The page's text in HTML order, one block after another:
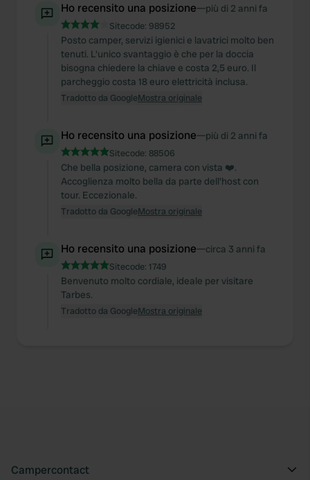
Ho recensito una posizione—più di 2 anni fa
Sitecode: 98952
Posto camper, servizi igienici e lavatrici molto ben
tenuti. L'unico svantaggio è che per la doccia
bisogna chiedere la chiave e costa 2,5 euro. Il
parcheggio costa 18 euro elettricità inclusa.
Tradotto da GoogleMostra originale
Ho recensito una posizione—più di 2 anni fa
Sitecode: 88506
Che bella posizione, camera con vista ❤️.
Accoglienza molto bella da parte dell'host con
tour. Eccezionale.
Tradotto da GoogleMostra originale
Ho recensito una posizione—circa 3 anni fa
Sitecode: 1749
Benvenuto molto cordiale, ideale per visitare
Tarbes.
Tradotto da GoogleMostra originale
Campercontact